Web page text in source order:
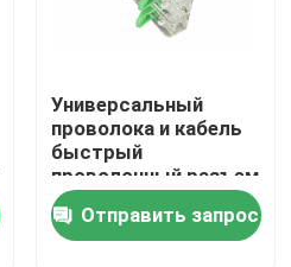
Универсальный
проволока и кабель
быстрый
проволочный разъем
PA66 3 вход 3 выход
450ВОтправить запрос